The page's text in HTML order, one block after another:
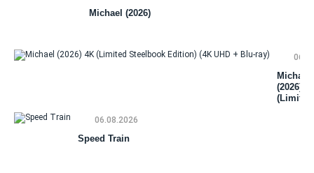
Michael (2026)
Michael
(2026)
(Limited
06.08.2026
Speed Train